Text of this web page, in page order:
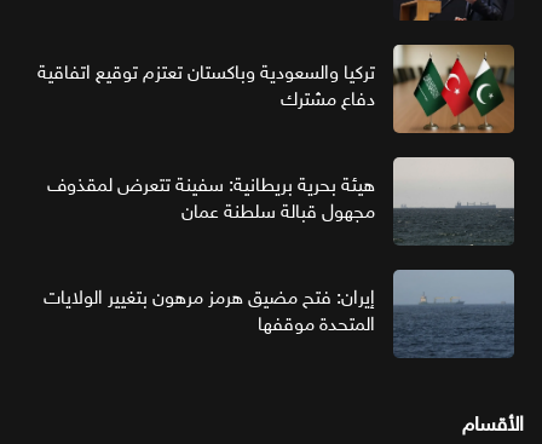
تركيا والسعودية وباكستان تعتزم توقيع اتفاقية
دفاع مشترك
هيئة بحرية بريطانية: سفينة تتعرض لمقذوف
مجهول قبالة سلطنة عمان
إيران: فتح مضيق هرمز مرهون بتغيير الولايات
المتحدة موقفها
الأقسام